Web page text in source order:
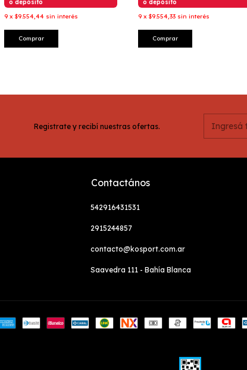
o depósito
9 x $9.554,44 sin interés
Comprar
o depósito
9 x $9.554,33 sin interés
Comprar
Registrate y recibí nuestras ofertas.
Contactános
542916431531
2915244857
contacto@kosport.com.ar
Saavedra 111 - Bahía Blanca